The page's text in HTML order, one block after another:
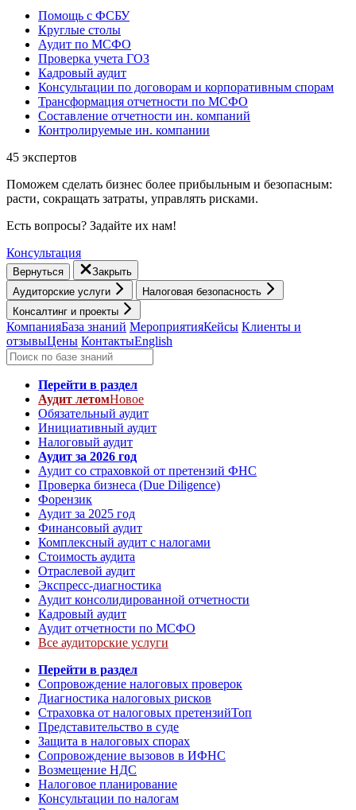
Помощь с ФСБУ
Круглые столы
Аудит по МСФО
Проверка учета ГОЗ
Кадровый аудит
Консультации по договорам и корпоративным спорам
Трансформация отчетности по МСФО
Составление отчетности ин. компаний
Контролируемые ин. компании
45 экспертов
Поможем сделать бизнес более прибыльным и безопасным:
расти, cокращать затраты, управлять рисками.
Есть вопросы? Задайте их нам!
Консультация
Вернуться
Закрыть
Аудиторские услуги
Налоговая безопасность
Консалтинг и проекты
КомпанияБаза знаний МероприятияКейсы Клиенты и
отзывыЦены КонтактыEnglish
Перейти в раздел
Аудит летомНовое
Обязательный аудит
Инициативный аудит
Налоговый аудит
Аудит за 2026 год
Аудит со страховкой от претензий ФНС
Проверка бизнеса (Due Diligence)
Форензик
Аудит за 2025 год
Финансовый аудит
Комплексный аудит с налогами
Стоимость аудита
Отраслевой аудит
Экспресс-диагностика
Аудит консолидированной отчетности
Кадровый аудит
Аудит отчетности по МСФО
Все аудиторские услуги
Перейти в раздел
Сопровождение налоговых проверок
Диагностика налоговых рисков
Страховка от налоговых претензийТоп
Представительство в суде
Защита в налоговых спорах
Сопровождение вызовов в ИФНС
Возмещение НДС
Налоговое планирование
Консультации по налогам